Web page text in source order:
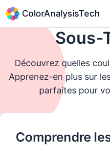
ColorAnalysisTech
Sous-
Découvrez quelles
Apprenez-en plus sur
parfaites pour
Comprendre